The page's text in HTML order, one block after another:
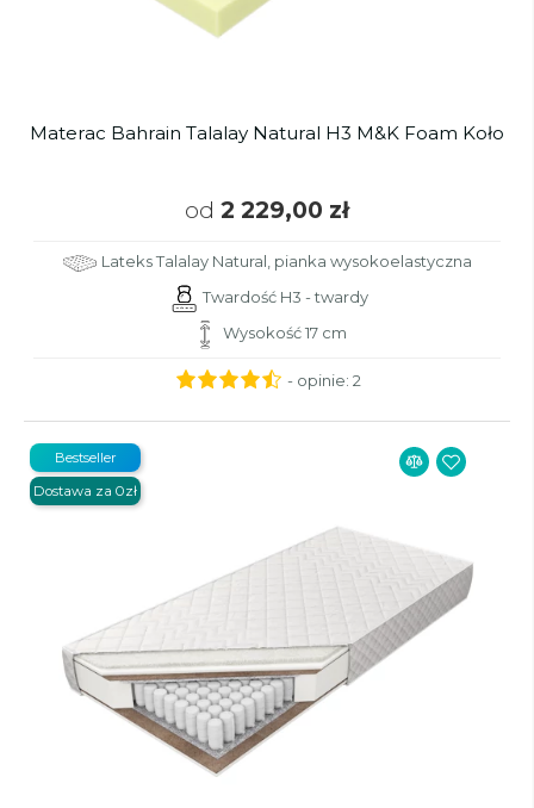
Materac Bahrain Talalay Natural H3 M&K Foam Koło
od 2 229,00 zł
Lateks Talalay Natural, pianka wysokoelastyczna
Twardość H3 - twardy
Wysokość 17 cm
- opinie: 2
Bestseller
Dostawa za 0zł